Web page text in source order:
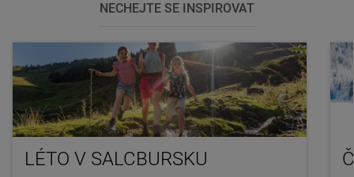
NECHEJTE SE INSPIROVAT
LÉTO V SALCBURSKU